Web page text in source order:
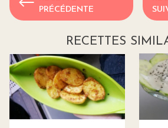
PRÉCÉDENTE
RECETTES